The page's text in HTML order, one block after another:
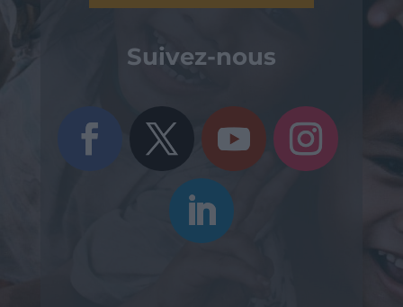
Suivez-nous